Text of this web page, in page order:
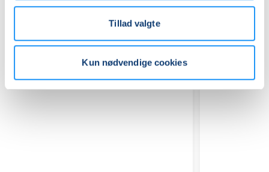
Tillad valgte
Kun nødvendige cookies
Relaterede hold